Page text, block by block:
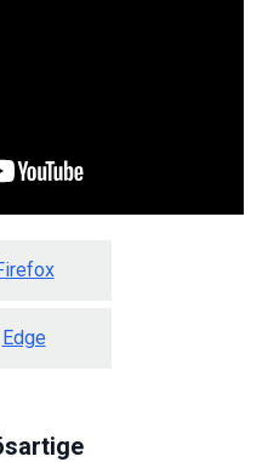
Edge